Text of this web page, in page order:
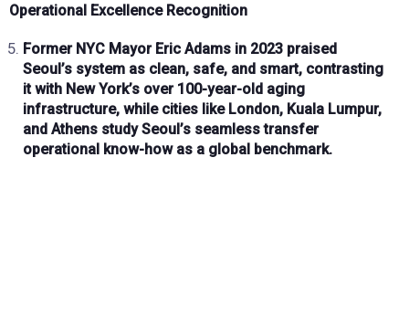
Operational Excellence Recognition
Former NYC Mayor Eric Adams in 2023 praised
Seoul’s system as clean, safe, and smart, contrasting
it with New York’s over 100-year-old aging
infrastructure, while cities like London, Kuala Lumpur,
and Athens study Seoul’s seamless transfer
operational know-howas a global benchmark.